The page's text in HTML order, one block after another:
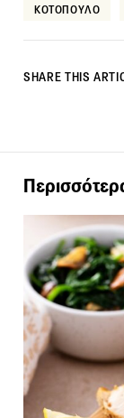
ΚΟΤΟΠΟΥΛΟ
SHARE THIS